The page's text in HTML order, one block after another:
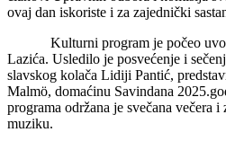
ovaj dan iskoriste i za zajednički
Kulturni program je počeo
Lazića. Usledilo je posvećenje i
slavskog kolača Lidiji Pantić,
Malmö, domaćinu Savindana
programa održana je svečana večera
muziku.